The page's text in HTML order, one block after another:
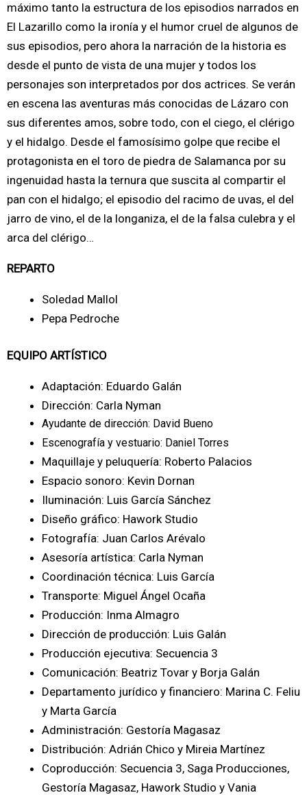
máximo tanto la estructura de los episodios narrados en
El Lazarillo como la ironía y el humor cruel de algunos de
sus episodios, pero ahora la narración de la historia es
desde el punto de vista de una mujer y todos los
personajes son interpretados por dos actrices. Se verán
en escena las aventuras más conocidas de Lázaro con
sus diferentes amos, sobre todo, con el ciego, el clérigo
y el hidalgo. Desde el famosísimo golpe que recibe el
protagonista en el toro de piedra de Salamanca por su
ingenuidad hasta la ternura que suscita al compartir el
pan con el hidalgo; el episodio del racimo de uvas, el del
jarro de vino, el de la longaniza, el de la falsa culebra y el
arca del clérigo…
REPARTO
Soledad Mallol
Pepa Pedroche
EQUIPO ARTÍSTICO
Adaptación: Eduardo Galán
Dirección: Carla Nyman
Ayudante de dirección: David Bueno
Escenografía y vestuario: Daniel Torres
Maquillaje y peluquería: Roberto Palacios
Espacio sonoro: Kevin Dornan
Iluminación: Luis García Sánchez
Diseño gráfico: Hawork Studio
Fotografía: Juan Carlos Arévalo
Asesoría artística: Carla Nyman
Coordinación técnica: Luis García
Transporte: Miguel Ángel Ocaña
Producción: Inma Almagro
Dirección de producción: Luis Galán
Producción ejecutiva: Secuencia 3
Comunicación: Beatriz Tovar y Borja Galán
Departamento jurídico y financiero: Marina C. Feliu
y Marta García
Administración: Gestoría Magasaz
Distribución: Adrián Chico y Mireia Martínez
Coproducción: Secuencia 3, Saga Producciones,
Gestoría Magasaz, Hawork Studio y Vania